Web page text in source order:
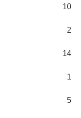
10
2
14
1
5